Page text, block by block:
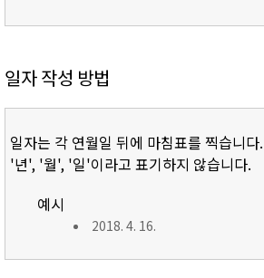
일자 작성 방법
일자는 각 연월일 뒤에 마침표를 찍습니다.
'년', '월', '일'이라고 표기하지 않습니다.
예시
2018. 4. 16.